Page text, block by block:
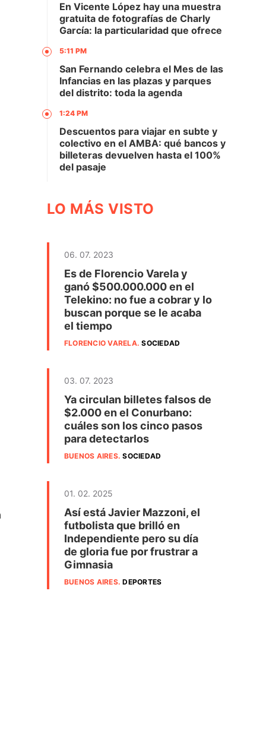
En Vicente López hay una muestra
gratuita de fotografías de Charly
García: la particularidad que ofrece
5:11 PM
San Fernando celebra el Mes de las
Infancias en las plazas y parques
del distrito: toda la agenda
1:24 PM
Descuentos para viajar en subte y
colectivo en el AMBA: qué bancos y
billeteras devuelven hasta el 100%
del pasaje
LO MÁS VISTO
06. 07. 2023
Es de Florencio Varela y
ganó $500.000.000 en el
Telekino: no fue a cobrar y lo
buscan porque se le acaba
el tiempo
FLORENCIO VARELA.SOCIEDAD
03. 07. 2023
Ya circulan billetes falsos de
$2.000 en el Conurbano:
cuáles son los cinco pasos
para detectarlos
BUENOS AIRES.SOCIEDAD
01. 02. 2025
Así está Javier Mazzoni, el
futbolista que brilló en
Independiente pero su día
de gloria fue por frustrar a
Gimnasia
BUENOS AIRES.DEPORTES